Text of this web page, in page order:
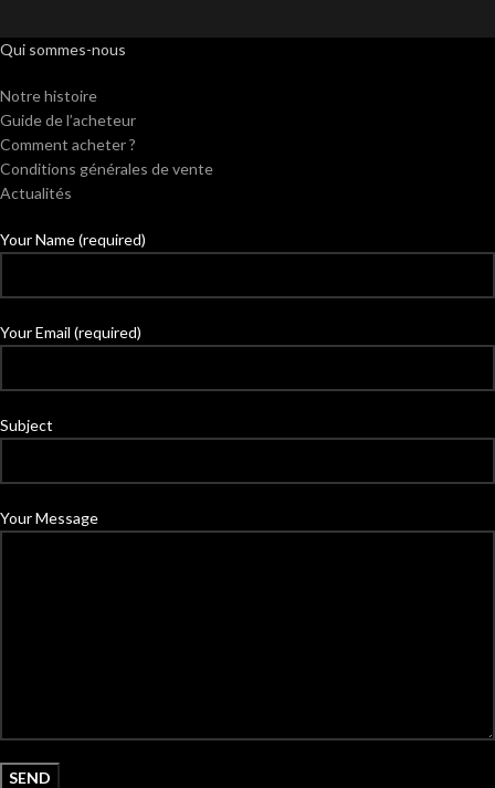
Qui sommes-nous
Notre histoire
Guide de l’acheteur
Comment acheter ?
Conditions générales de vente
Actualités
Your Name (required)
Your Email (required)
Subject
Your Message